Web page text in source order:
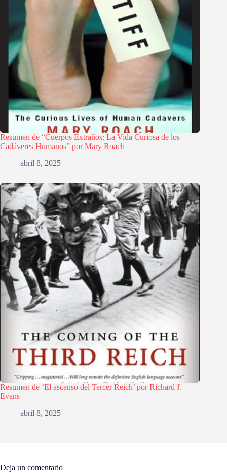
Resumen de “Cuerpos Extraños: La Vida Curiosa de los
Cadáveres Humanos” por Mary Roach
abril 8, 2025
Resumen de ‘El ascenso del Tercer Reich’ por Richard J.
Evans
abril 8, 2025
Deja un comentario